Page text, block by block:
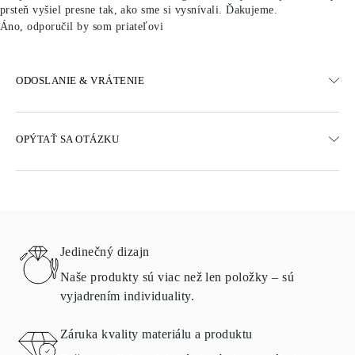
prsteň vyšiel presne tak, ako sme si vysnívali. Ďakujeme.
Áno, odporučil by som priateľovi
ODOSLANIE & VRÁTENIE
K dispozícii sú aj možnosti expresného doručenia
Portugalska a Španielska
Podrobnosti o spôsoboch dopravy, nákladoch a dodacej lehote
nájdete včasto kladených otázkach o doručení
VRÁTENIE A VÝMENA
OPÝTAŤ SA OTÁZKU
Jedinečný dizajn
Naše produkty sú viac než len položky – sú
vyjadrením individuality.
Záruka kvality materiálu a produktu